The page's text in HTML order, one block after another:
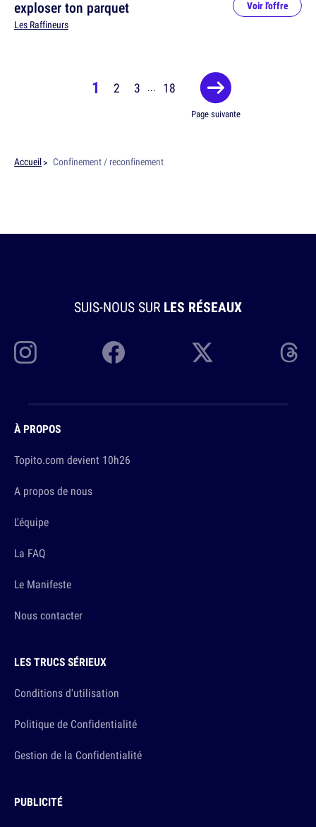
exploser ton parquet
Les Raffineurs
Voir l'offre
1 2 3 ... 18
Page suivante
Accueil Confinement / reconfinement
SUIS-NOUS SUR LES RÉSEAUX
À PROPOS
Topito.com devient 10h26
A propos de nous
L'équipe
La FAQ
Le Manifeste
Nous contacter
LES TRUCS SÉRIEUX
Conditions d'utilisation
Politique de Confidentialité
Gestion de la Confidentialité
PUBLICITÉ